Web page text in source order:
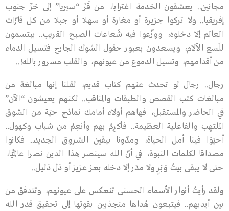
مجانين.. يعشقون الخدمة اغترابا، من قَرِّ “سبريا” إلى حَرِّ جنوب
إفريقيا.. ولا تركوا جزيرة أو مغارة أو سهلا أو جبلا من كل قارّات
العالم إلا دخلوه، ووزّعوا فيه شُعاعات الصبح القريب.. يبتسمون
للَسع الآلام، ويسعدون بعبور حقول الشوك الجارح فتسيل الدماء
من أقدامهم، وتسيل الدموع من عيونهم، والقلب مسرور بالله!..
رجال.. رجال لو تحدث عنهم كتاب قديم، لقلنا إنها مبالغة من
مبالغات كتب القصص والطبقات والمناقب.. لكنهم يعيشون “الآن”
في الحاضر والمستقبل، فهاهم أولاء أمامك نماذج حيّة من الشوق
الملتهِب والفاعلية العظيمة.. فأكرِمْ بهم وأنعِمْ من شباب وكهول..
أحيَوْا فينا أمل الحياة، ومدّونا بيقين الشروق الجديد.. فكانوا
مصداقا لكلمات النبوة، في أنّ الله سينصر هذا الدين نصرا عالَميًّا،
حتى لا يبقى بيتُ وَبَرٍ ولا مدَر إلا دخله بعز عزيز أو ذل ذليل..
ولقد رأيتُ أنوار الأسماء الحسنى تنعكس على عيونهم، وتتدفق من
بين أيديهم.. فيتبعون هُداها منجذبين بقوتها إلى تحقيق قدر الله